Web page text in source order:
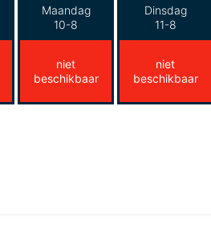
Maandag
10-8
niet
beschikbaar
Dinsdag
11-8
niet
beschikbaar